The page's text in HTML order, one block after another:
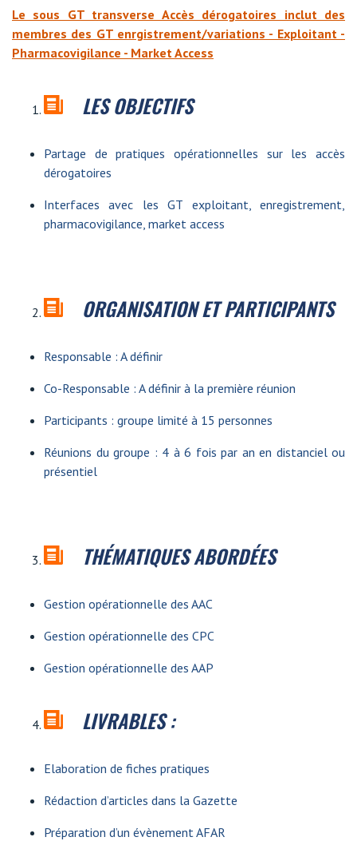
Le sous GT transverse Accès dérogatoires inclut des
membres des GT enrgistrement/variations - Exploitant -
Pharmacovigilance - Market Access
LES OBJECTIFS
Partage de pratiques opérationnelles sur les accès
dérogatoires
Interfaces avec les GT exploitant, enregistrement,
pharmacovigilance, market access
ORGANISATION ET PARTICIPANTS
Responsable : A définir
Co-Responsable : A définir à la première réunion
Participants : groupe limité à 15 personnes
Réunions du groupe : 4 à 6 fois par an en distanciel ou
présentiel
THÉMATIQUES ABORDÉES
Gestion opérationnelle des AAC
Gestion opérationnelle des CPC
Gestion opérationnelle des AAP
LIVRABLES :
Elaboration de fiches pratiques
Rédaction d’articles dans la Gazette
Préparation d’un évènement AFAR